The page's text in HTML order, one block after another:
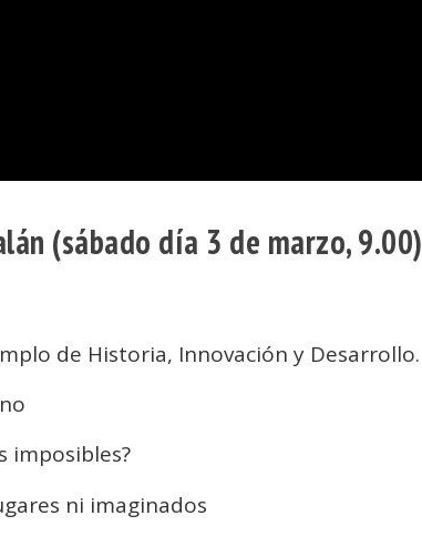
(sábado día 3 de marzo, 9.00)
de Historia, Innovación y Desarrollo.
imposibles?
ni imaginados